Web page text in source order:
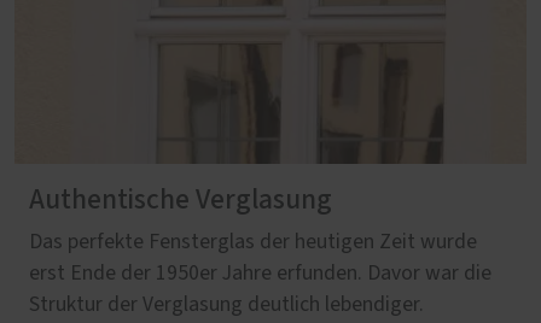
Authentische Verglasung
Das perfekte Fensterglas der heutigen Zeit wurde
erst Ende der 1950er Jahre erfunden. Davor war die
Struktur der Verglasung deutlich lebendiger.